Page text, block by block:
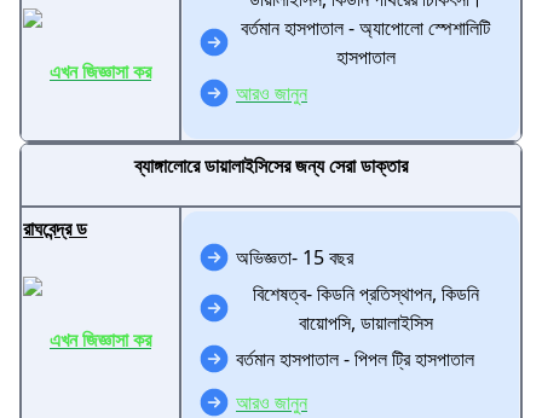
এখন জিজ্ঞাসা কর
বর্তমান হাসপাতাল - অ্যাপোলো স্পেশালিটি
হাসপাতাল
আরও জানুন
ব্যাঙ্গালোরে ডায়ালাইসিসের জন্য সেরা ডাক্তার
রাঘবেন্দ্র ড
এখন জিজ্ঞাসা কর
অভিজ্ঞতা- 15 বছর
বিশেষত্ব- কিডনি প্রতিস্থাপন, কিডনি
বায়োপসি, ডায়ালাইসিস
বর্তমান হাসপাতাল - পিপল ট্রি হাসপাতাল
আরও জানুন